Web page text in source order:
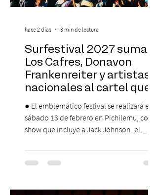
Surfestival 2027 suma a
Los Cafres, Donavon
Frankenreiter y artistas
nacionales al cartel que
encabeza Jack Johnson
● El emblemático festival se realizará el
sábado 13 de febrero en Pichilemu, con un
show que incluye a Jack Johnson, el
El lunes 10 de agosto comienza la
Preventa Exclusiva Santander con 30%
stock). Posterior a esta preventa exclusiva
hace 2 días 3 min de lectura